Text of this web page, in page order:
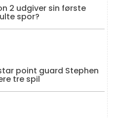
2 udgiver sin første
spor?
point guard Stephen
tre spil